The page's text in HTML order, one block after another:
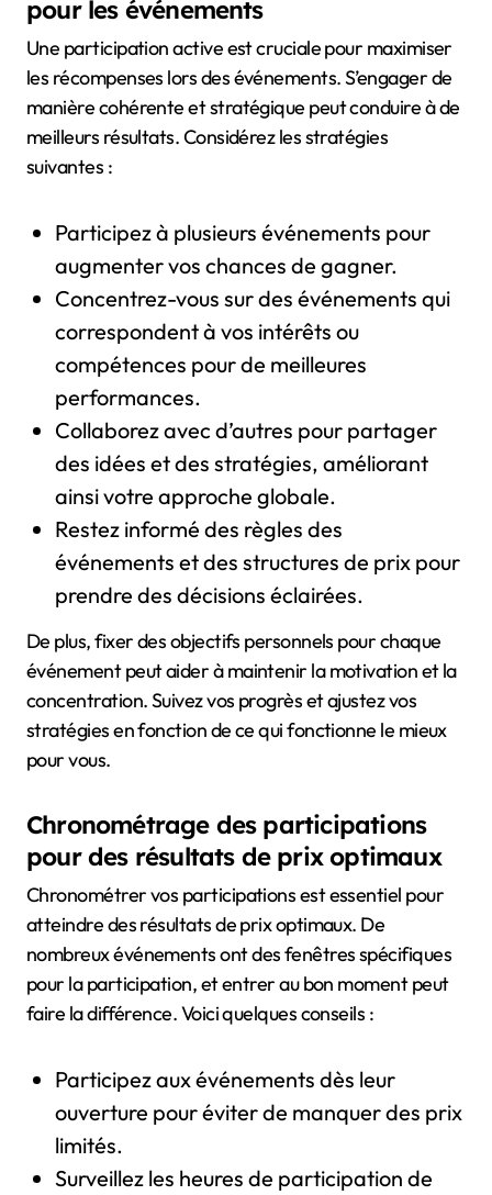
pour les événements
Une participation active est cruciale pour maximiser
les récompenses lors des événements. S’engager de
manière cohérente et stratégique peut conduire à de
meilleurs résultats. Considérez les stratégies
suivantes :
Participez à plusieurs événements pour
augmenter vos chances de gagner.
Concentrez-vous sur des événements qui
correspondent à vos intérêts ou
compétences pour de meilleures
performances.
Collaborez avec d’autres pour partager
des idées et des stratégies, améliorant
ainsi votre approche globale.
Restez informé des règles des
événements et des structures de prix pour
prendre des décisions éclairées.
De plus, fixer des objectifs personnels pour chaque
événement peut aider à maintenir la motivation et la
concentration. Suivez vos progrès et ajustez vos
stratégies en fonction de ce qui fonctionne le mieux
pour vous.
Chronométrage des participations
pour des résultats de prix optimaux
Chronométrer vos participations est essentiel pour
atteindre des résultats de prix optimaux. De
nombreux événements ont des fenêtres spécifiques
pour la participation, et entrer au bon moment peut
faire la différence. Voici quelques conseils :
Participez aux événements dès leur
ouverture pour éviter de manquer des prix
limités.
Surveillez les heures de participation de